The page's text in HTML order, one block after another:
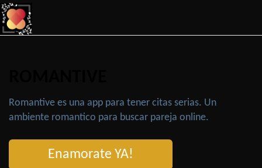
Romantive es una app para tener citas serias. Un
ambiente romantico para buscar pareja online.
Enamorate YA!